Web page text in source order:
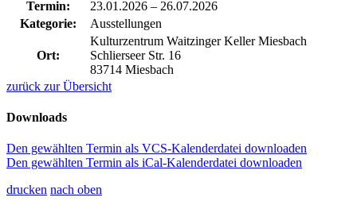
Termin: 23.01.2026 – 26.07.2026
Kategorie:
Ausstellungen
Ort:
Kulturzentrum Waitzinger Keller Miesbach
Schlierseer Str. 16
83714 Miesbach
zurück zur Übersicht
Downloads
Den gewählten Termin als VCS-Kalenderdatei downloaden
Den gewählten Termin als iCal-Kalenderdatei downloaden
drucken nach oben